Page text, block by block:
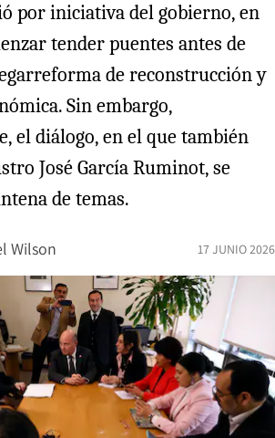
por iniciativa del gobierno, en
tender puentes antes de
de reconstrucción y
Sin embargo,
el diálogo, en el que también
José García Ruminot, se
de temas.
Wilson 17 JUNIO 2026